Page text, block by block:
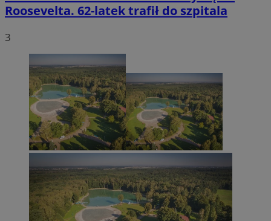
Roosevelta. 62-latek trafił do szpitala
3